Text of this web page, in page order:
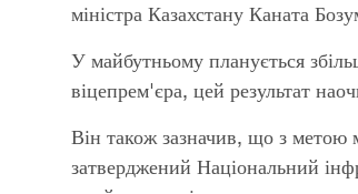
міністра Казахстану Каната
У майбутньому планується
віцепрем'єра, цей результат
Він також зазначив, що з метою
затверджений Національний